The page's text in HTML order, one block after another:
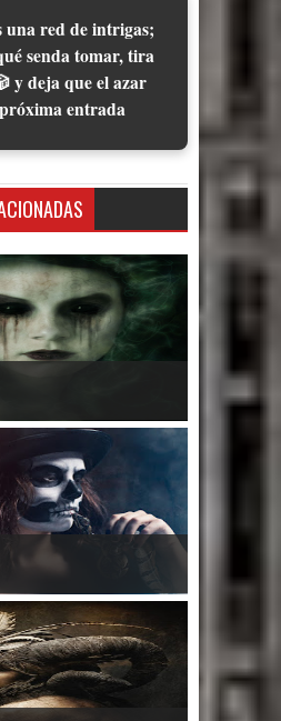
una red de intrigas;
senda tomar, tira
y deja que el azar
entrada